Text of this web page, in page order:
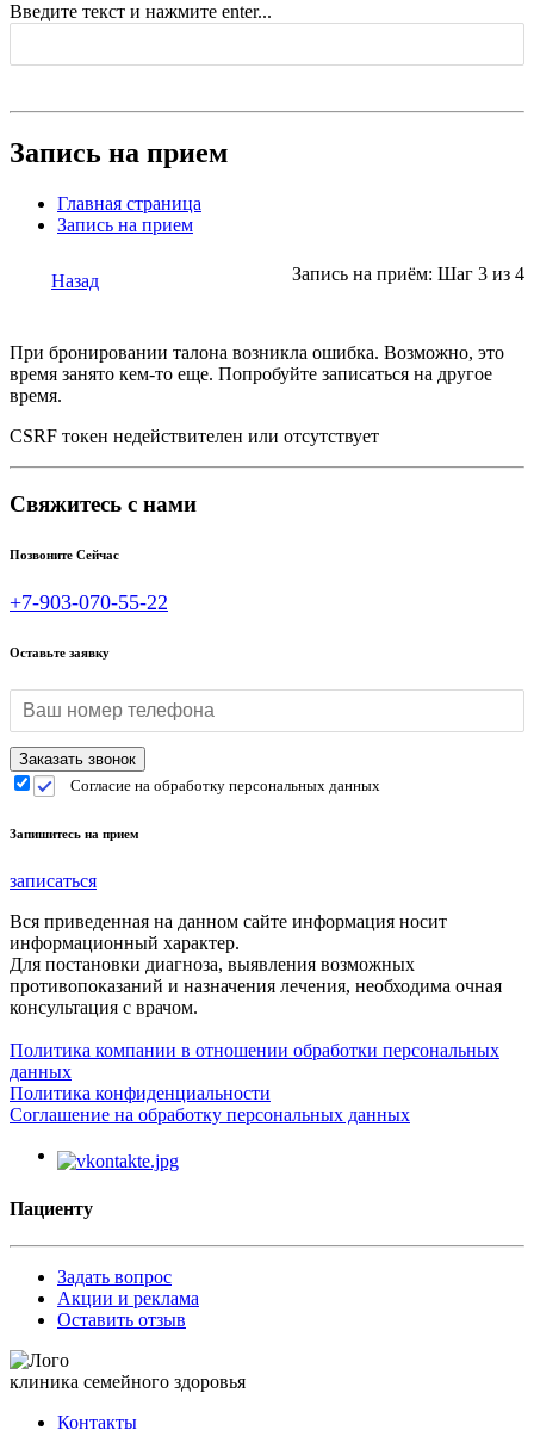
Введите текст и нажмите enter...
Запись на прием
Главная страница
Запись на прием
Назад Запись на приём: Шаг 3 из 4
При бронировании талона возникла ошибка. Возможно, это
время занято кем-то еще. Попробуйте записаться на другое
время.
CSRF токен недействителен или отсутствует
Свяжитесь с нами
Позвоните Сейчас
+7-903-070-55-22
Оставьте заявку
Согласие на обработку персональных данных
Запишитесь на прием
записаться
Вся приведенная на данном сайте информация носит
информационный характер.
Для постановки диагноза, выявления возможных
противопоказаний и назначения лечения, необходима очная
консультация с врачом.
Политика компании в отношении обработки персональных
данных
Политика конфиденциальности
Соглашение на обработку персональных данных
Пациенту
Задать вопрос
Акции и реклама
Оставить отзыв
клиника семейного здоровья
Контакты